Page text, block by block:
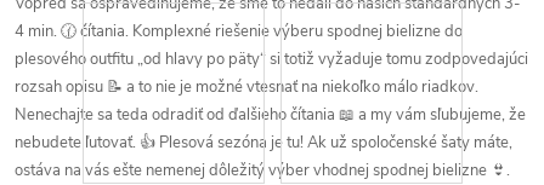
o
v
4 min. 🕜 čítania. Komplexné riešenievýberu spodnej bielizne do
plesového outfitu„od hlavy po päty“ si totiž vyžaduje tomu zodpovedajúci
rozsah opisu 📝 a to nie je možné vtesnať na niekoľko málo riadkov.
Nenechajte sa teda odradiťod ďalšieho čítania 📖 a my vám sľubujeme, že
nebudete ľutovať. 👍 Plesová sezóna je tu! Ak už spoločenské šaty máte,
ostáva na vás ešte nemenej dôležitý výbervhodnej spodnej bielizne 👙.